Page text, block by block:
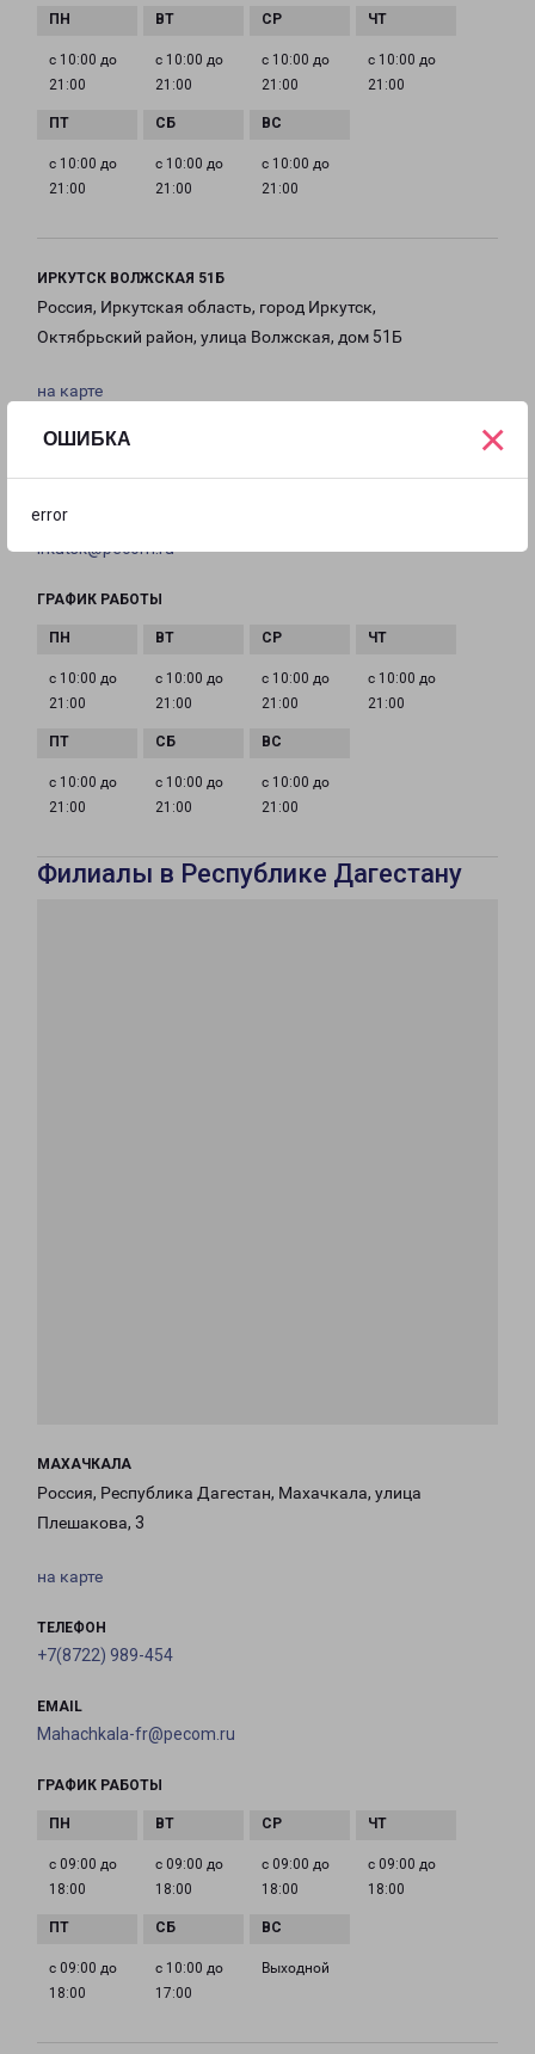
ОШИБКА
error
×
с 10:00 до
21:00
с 10:00 до
21:00
с 10:00 до
21:00
с 10:00 до
21:00
с 10:00 до
21:00
с 10:00 до
21:00
с 10:00 до
21:00
ИРКУТСК ВОЛЖСКАЯ 51Б
Россия, Иркутская область, город Иркутск,
Октябрьский район, улица Волжская, дом 51Б
на карте
ТЕЛЕФОН
EMAIL
irkutsk@pecom.ru
ГРАФИК РАБОТЫ
с 10:00 до
21:00
с 10:00 до
21:00
с 10:00 до
21:00
с 10:00 до
21:00
с 10:00 до
21:00
с 10:00 до
21:00
с 10:00 до
21:00
Филиалы в Республике Дагестану
МАХАЧКАЛА
Россия, Республика Дагестан, Махачкала, улица
Плешакова, 3
на карте
ТЕЛЕФОН
+7(8722) 989-454
EMAIL
Mahachkala-fr@pecom.ru
ГРАФИК РАБОТЫ
с 09:00 до
18:00
с 09:00 до
18:00
с 09:00 до
18:00
с 09:00 до
18:00
с 09:00 до
18:00
с 10:00 до
17:00
Выходной